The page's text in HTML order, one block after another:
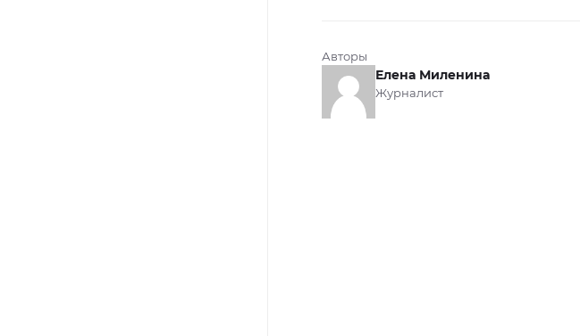
Авторы
Елена Миленина
Журналист